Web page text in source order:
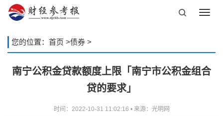
您的位置： 首页 >债券 >
南宁公积金贷款额度上限「南宁市公积金组合
贷的要求」
时间：2022-10-31 11:02:16 • 来源：光明网